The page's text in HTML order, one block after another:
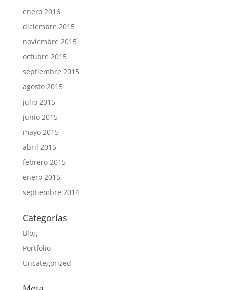
enero 2016
diciembre 2015
noviembre 2015
octubre 2015
septiembre 2015
agosto 2015
julio 2015
junio 2015
mayo 2015
abril 2015
febrero 2015
enero 2015
septiembre 2014
Categorías
Blog
Portfolio
Uncategorized